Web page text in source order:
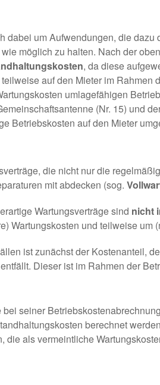
um Aufwendungen, die
möglich zu halten. Nach der
, da diese
auf den Mieter im Rahmen
umlagefähigen
(Nr. 15) und
Betriebskosten auf den Mieter
die nicht nur die
mit abdecken (sog.
Wartungsverträge sind nicht
Wartungskosten und teilweise um
ist zunächst der Kostenanteil,
Dieser ist im Rahmen der
bei seiner
berechnet
die als vermeintliche